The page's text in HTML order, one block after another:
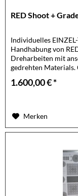
RED Shoot +
Individuelles
Handhabung von
Dreharbeiten mit
gedrehten Materials.
1.600,00 € *
Merken